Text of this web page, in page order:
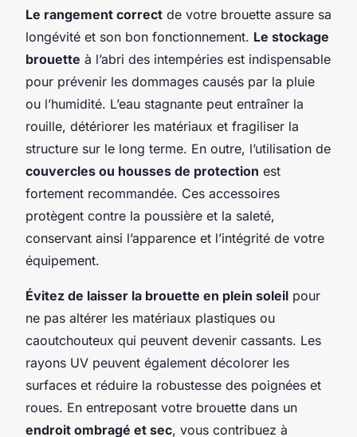
Le rangement correct de votre brouette assure sa
longévité et son bon fonctionnement. Le stockage
brouette à l’abri des intempéries est indispensable
pour prévenir les dommages causés par la pluie
ou l’humidité. L’eau stagnante peut entraîner la
rouille, détériorer les matériaux et fragiliser la
structure sur le long terme. En outre, l’utilisation de
couvercles ou housses de protection est
fortement recommandée. Ces accessoires
protègent contre la poussière et la saleté,
conservant ainsi l’apparence et l’intégrité de votre
équipement.
Évitez de laisser la brouette en plein soleil pour
ne pas altérer les matériaux plastiques ou
caoutchouteux qui peuvent devenir cassants. Les
rayons UV peuvent également décolorer les
surfaces et réduire la robustesse des poignées et
roues. En entreposant votre brouette dans un
endroit ombragé et sec, vous contribuez à